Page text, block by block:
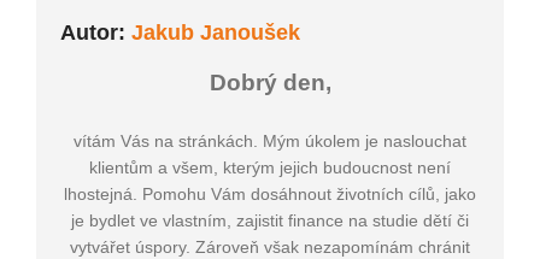
Autor: Jakub Janoušek
Dobrý den,
vítám Vás na stránkách. Mým úkolem je naslouchat
klientům a všem, kterým jejich budoucnost není
lhostejná. Pomohu Vám dosáhnout životních cílů, jako
je bydlet ve vlastním, zajistit finance na studie dětí či
vytvářet úspory. Zároveň však nezapomínám chránit